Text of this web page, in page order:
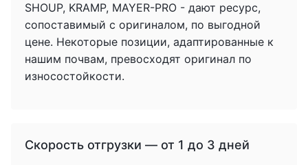
SHOUP, KRAMP, MAYER-PRO - дают ресурс,
сопоставимый с оригиналом, по выгодной
цене. Некоторые позиции, адаптированные к
нашим почвам, превосходят оригинал по
износостойкости.
Скорость отгрузки — от 1 до 3 дней